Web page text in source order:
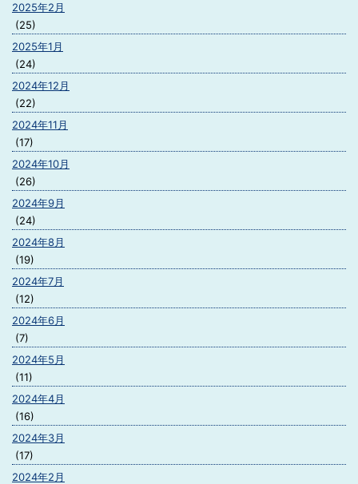
2025年2月
(25)
2025年1月
(24)
2024年12月
(22)
2024年11月
(17)
2024年10月
(26)
2024年9月
(24)
2024年8月
(19)
2024年7月
(12)
2024年6月
(7)
2024年5月
(11)
2024年4月
(16)
2024年3月
(17)
2024年2月